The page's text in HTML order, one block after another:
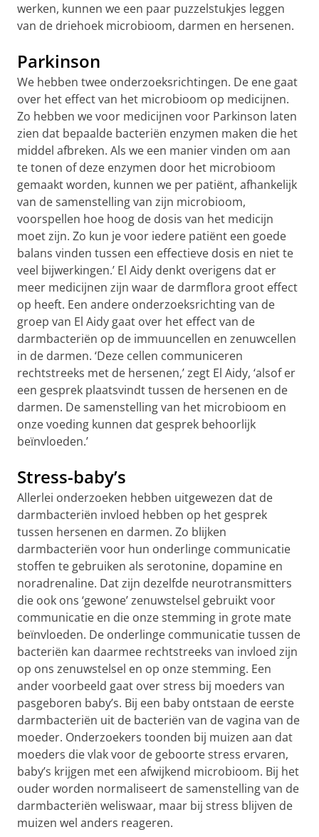
werken, kunnen we een paar puzzelstukjes leggen
van de driehoek microbioom, darmen en hersenen.
Parkinson
We hebben twee onderzoeksrichtingen. De ene gaat
over het effect van het microbioom op medicijnen.
Zo hebben we voor medicijnen voor Parkinson laten
zien dat bepaalde bacteriën enzymen maken die het
middel afbreken. Als we een manier vinden om aan
te tonen of deze enzymen door het microbioom
gemaakt worden, kunnen we per patiënt, afhankelijk
van de samenstelling van zijn microbioom,
voorspellen hoe hoog de dosis van het medicijn
moet zijn. Zo kun je voor iedere patiënt een goede
balans vinden tussen een effectieve dosis en niet te
veel bijwerkingen.’ El Aidy denkt overigens dat er
meer medicijnen zijn waar de darmflora groot effect
op heeft. Een andere onderzoeksrichting van de
groep van El Aidy gaat over het effect van de
darmbacteriën op de immuuncellen en zenuwcellen
in de darmen. ‘Deze cellen communiceren
rechtstreeks met de hersenen,’ zegt El Aidy, ‘alsof er
een gesprek plaatsvindt tussen de hersenen en de
darmen. De samenstelling van het microbioom en
onze voeding kunnen dat gesprek behoorlijk
beïnvloeden.’
Stress-baby’s
Allerlei onderzoeken hebben uitgewezen dat de
darmbacteriën invloed hebben op het gesprek
tussen hersenen en darmen. Zo blijken
darmbacteriën voor hun onderlinge communicatie
stoffen te gebruiken als serotonine, dopamine en
noradrenaline. Dat zijn dezelfde neurotransmitters
die ook ons ‘gewone’ zenuwstelsel gebruikt voor
communicatie en die onze stemming in grote mate
beïnvloeden. De onderlinge communicatie tussen de
bacteriën kan daarmee rechtstreeks van invloed zijn
op ons zenuwstelsel en op onze stemming. Een
ander voorbeeld gaat over stress bij moeders van
pasgeboren baby’s. Bij een baby ontstaan de eerste
darmbacteriën uit de bacteriën van de vagina van de
moeder. Onderzoekers toonden bij muizen aan dat
moeders die vlak voor de geboorte stress ervaren,
baby’s krijgen met een afwijkend microbioom. Bij het
ouder worden normaliseert de samenstelling van de
darmbacteriën weliswaar, maar bij stress blijven de
muizen wel anders reageren.